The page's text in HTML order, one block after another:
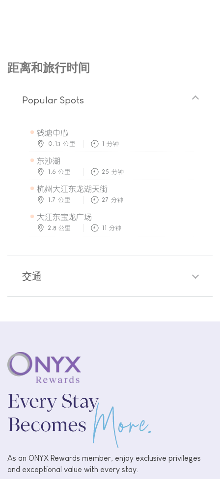
距离和旅行时间
Popular Spots
钱塘中心
0.13 公里 1 分钟
东沙湖
1.6 公里 25 分钟
杭州大江东龙湖天街
1.7 公里 27 分钟
大江东宝龙广场
2.8 公里 11 分钟
交通
Download the app and enjoy a more seamless
booking to check-out.